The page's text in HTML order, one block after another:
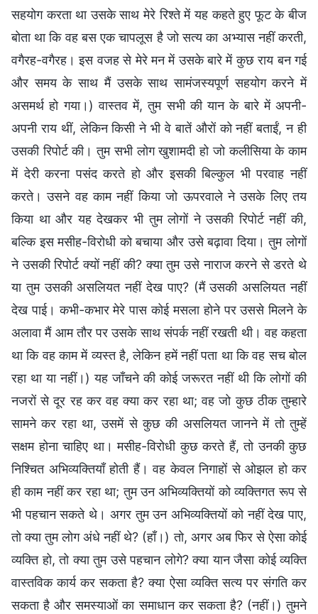
सहयोग करता था उसके साथ मेरे रिश्ते में यह कहते हुए फूट के बीज
बोता था कि वह बस एक चापलूस है जो सत्य का अभ्यास नहीं करती,
वगैरह-वगैरह। इस वजह से मेरे मन में उसके बारे में कुछ राय बन गई
और समय के साथ मैं उसके साथ सामंजस्यपूर्ण सहयोग करने में
असमर्थ हो गया।) वास्तव में, तुम सभी की यान के बारे में अपनी-
अपनी राय थीं, लेकिन किसी ने भी वे बातें औरों को नहीं बताईं, न ही
उसकी रिपोर्ट की। तुम सभी लोग खुशामदी हो जो कलीसिया के काम
में देरी करना पसंद करते हो और इसकी बिल्कुल भी परवाह नहीं
करते। उसने वह काम नहीं किया जो ऊपरवाले ने उसके लिए तय
किया था और यह देखकर भी तुम लोगों ने उसकी रिपोर्ट नहीं की,
बल्कि इस मसीह-विरोधी को बचाया और उसे बढ़ावा दिया। तुम लोगों
ने उसकी रिपोर्ट क्यों नहीं की? क्या तुम उसे नाराज करने से डरते थे
या तुम उसकी असलियत नहीं देख पाए? (मैं उसकी असलियत नहीं
देख पाई। कभी-कभार मेरे पास कोई मसला होने पर उससे मिलने के
अलावा मैं आम तौर पर उसके साथ संपर्क नहीं रखती थी। वह कहता
था कि वह काम में व्यस्त है, लेकिन हमें नहीं पता था कि वह सच बोल
रहा था या नहीं।) यह जाँचने की कोई जरूरत नहीं थी कि लोगों की
नजरों से दूर रह कर वह क्या कर रहा था; वह जो कुछ ठीक तुम्हारे
सामने कर रहा था, उसमें से कुछ की असलियत जानने में तो तुम्हें
सक्षम होना चाहिए था। मसीह-विरोधी कुछ करते हैं, तो उनकी कुछ
निश्चित अभिव्यक्तियाँ होती हैं। वह केवल निगाहों से ओझल हो कर
ही काम नहीं कर रहा था; तुम उन अभिव्यक्तियों को व्यक्तिगत रूप से
भी पहचान सकते थे। अगर तुम उन अभिव्यक्तियों को नहीं देख पाए,
तो क्या तुम लोग अंधे नहीं थे? (हाँ।) तो, अगर अब फिर से ऐसा कोई
व्यक्ति हो, तो क्या तुम उसे पहचान लोगे? क्या यान जैसा कोई व्यक्ति
वास्तविक कार्य कर सकता है? क्या ऐसा व्यक्ति सत्य पर संगति कर
सकता है और समस्याओं का समाधान कर सकता है? (नहीं।) तुमने